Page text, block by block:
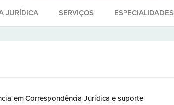
JURÍDICA SERVIÇOS ESPECIALIDADES
em Correspondência Jurídica e suporte